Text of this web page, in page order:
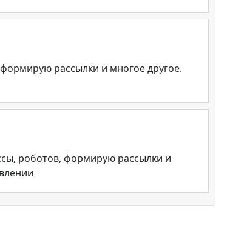
рассылки и многое другое.
роботов, формирую рассылки и